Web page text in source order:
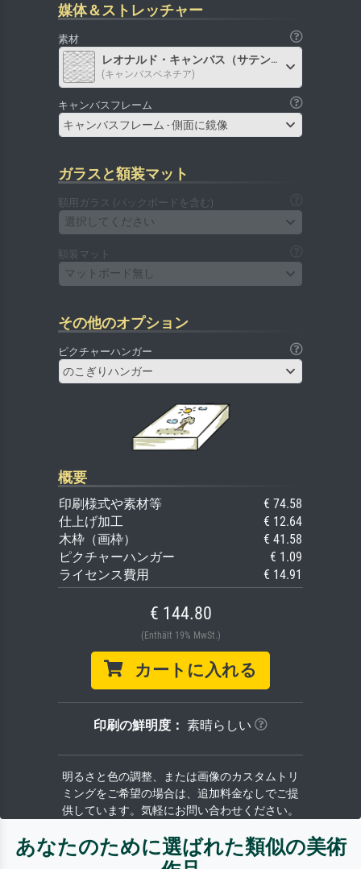
媒体＆ストレッチャー
素材
レオナルド・キャンバス（サテン）
(キャンバスベネチア)
キャンバスフレーム
キャンバスフレーム - 側面に鏡像
ガラスと額装マット
額用ガラス (バックボードを含む)
選択してください
額装マット
マットボード無し
その他のオプション
ピクチャーハンガー
のこぎりハンガー
概要
印刷様式や素材等
€ 74.58
仕上げ加工
€ 12.64
木枠（画枠）
€ 41.58
ピクチャーハンガー
€ 1.09
ライセンス費用
€ 14.91
€ 144.80
(Enthält 19% MwSt.)
カートに入れる
印刷の鮮明度： 素晴らしい
明るさと色の調整、または画像のカスタムトリ
ミングをご希望の場合は、追加料金なしでご提
供しています。気軽にお問い合わせください。
あなたのために選ばれた類似の美術